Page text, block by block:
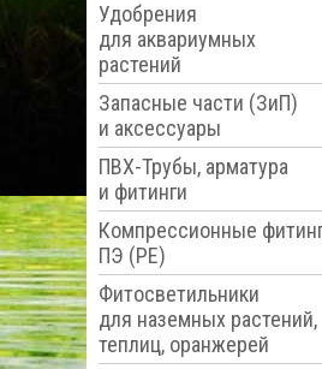
Удобрения
для аквариумных
растений
Запасные части (ЗиП)
и аксессуары
ПВХ-Трубы, арматура
и фитинги
Компрессионные
ПЭ (PE)
Фитосветильники
для наземных растений,
теплиц, оранжерей